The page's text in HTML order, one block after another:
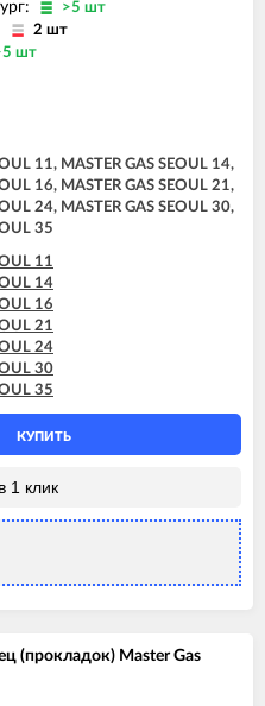
>5 шт
2 шт
шт
11, MASTER GAS SEOUL 14,
16, MASTER GAS SEOUL 21,
24, MASTER GAS SEOUL 30,
35
11
14
16
21
24
30
35
КУПИТЬ
1 клик
(прокладок) Master Gas